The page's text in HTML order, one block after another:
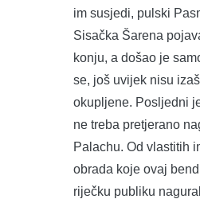
im susjedi, pulski
Sisačka Šarena
konju, a došao je
se, još uvijek nisu
okupljene. Posljedni
ne treba pretjerano
Palachu. Od vlastitih
obrada koje ovaj
riječku publiku